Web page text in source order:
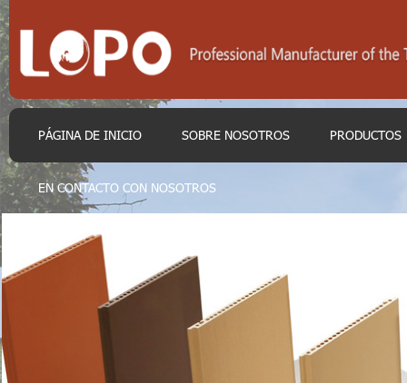
PÁGINA DE INICIO SOBRE NOSOTROS PRODUCTOS
EN CONTACTO CON NOSOTROS